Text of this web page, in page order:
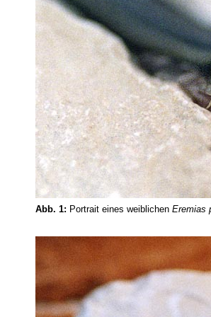
Abb. 1: Portrait eines weiblichen Eremias